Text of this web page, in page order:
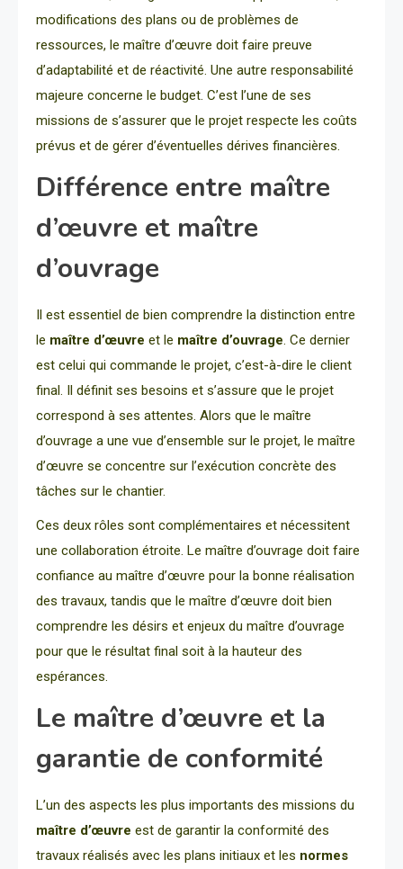
modifications des plans ou de problèmes de
ressources, le maître d’œuvre doit faire preuve
d’adaptabilité et de réactivité. Une autre responsabilité
majeure concerne le budget. C’est l’une de ses
missions de s’assurer que le projet respecte les coûts
prévus et de gérer d’éventuelles dérives financières.
Différence entre maître
d’œuvre et maître
d’ouvrage
Il est essentiel de bien comprendre la distinction entre
le maître d’œuvre et le maître d’ouvrage. Ce dernier
est celui qui commande le projet, c’est-à-dire le client
final. Il définit ses besoins et s’assure que le projet
correspond à ses attentes. Alors que le maître
d’ouvrage a une vue d’ensemble sur le projet, le maître
d’œuvre se concentre sur l’exécution concrète des
tâches sur le chantier.
Ces deux rôles sont complémentaires et nécessitent
une collaboration étroite. Le maître d’ouvrage doit faire
confiance au maître d’œuvre pour la bonne réalisation
des travaux, tandis que le maître d’œuvre doit bien
comprendre les désirs et enjeux du maître d’ouvrage
pour que le résultat final soit à la hauteur des
espérances.
Le maître d’œuvre et la
garantie de conformité
L’un des aspects les plus importants des missions du
maître d’œuvre est de garantir la conformité des
travaux réalisés avec les plans initiaux et les normes